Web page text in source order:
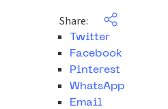
Share:
Twitter
Facebook
Pinterest
WhatsApp
Email